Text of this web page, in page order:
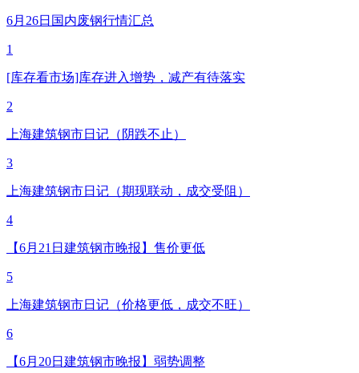
6月26日国内废钢行情汇总
1
[库存看市场]库存进入增势，减产有待落实
2
上海建筑钢市日记（阴跌不止）
3
上海建筑钢市日记（期现联动，成交受阻）
4
【6月21日建筑钢市晚报】售价更低
5
上海建筑钢市日记（价格更低，成交不旺）
6
【6月20日建筑钢市晚报】弱势调整